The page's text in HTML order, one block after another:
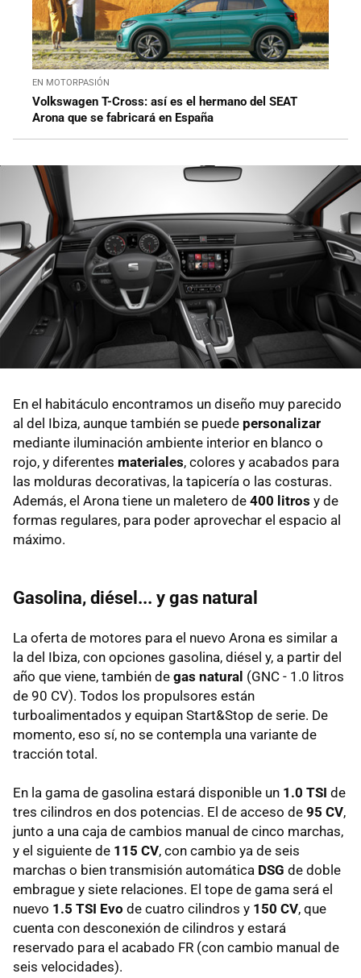
EN MOTORPASIÓN
Volkswagen T-Cross: así es el hermano del SEAT
Arona que se fabricará en España
En el habitáculo encontramos un diseño muy parecido
al del Ibiza, aunque también se puede personalizar
mediante iluminación ambiente interior en blanco o
rojo, y diferentes materiales, colores y acabados para
las molduras decorativas, la tapicería o las costuras.
Además, el Arona tiene un maletero de 400 litros y de
formas regulares, para poder aprovechar el espacio al
máximo.
Gasolina, diésel... y gas natural
La oferta de motores para el nuevo Arona es similar a
la del Ibiza, con opciones gasolina, diésel y, a partir del
año que viene, también de gas natural (GNC - 1.0 litros
de 90 CV). Todos los propulsores están
turboalimentados y equipan Start&Stop de serie. De
momento, eso sí, no se contempla una variante de
tracción total.
En la gama de gasolina estará disponible un 1.0 TSI de
tres cilindros en dos potencias. El de acceso de 95 CV,
junto a una caja de cambios manual de cinco marchas,
y el siguiente de 115 CV, con cambio ya de seis
marchas o bien transmisión automática DSG de doble
embrague y siete relaciones. El tope de gama será el
nuevo 1.5 TSI Evo de cuatro cilindros y 150 CV, que
cuenta con desconexión de cilindros y estará
reservado para el acabado FR (con cambio manual de
seis velocidades).